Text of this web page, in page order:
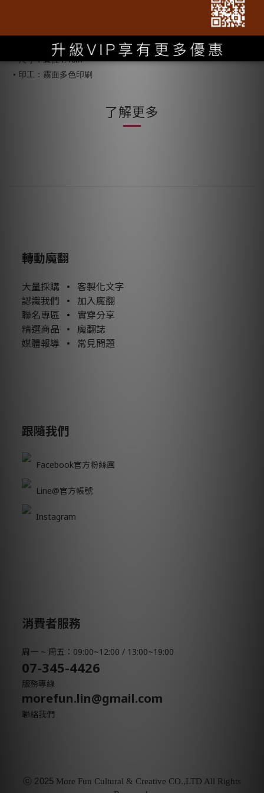
• 材質：塑膠、金屬
• 尺寸：直徑4.4cm
• 印工：霧面多色印刷
了解更多
轉動魔翻
大量採購 •
客製化文字
認識我們 •
加入魔翻
聯名專區 •
實穿分享
精選商品 • 魔翻誌
媒體報導
• 常見問題
跟隨我們
Facebook官方粉絲團
Line@官方帳號
Instagram
消費者服務
周一 ~ 周五：09:00~12:00 / 13:00~19:00
07-345-4426
服務專線
morefun.lin@gmail.com
聯絡我們
ⓒ 2025 More Fun Cultural & Creative CO.,LTD All Rights